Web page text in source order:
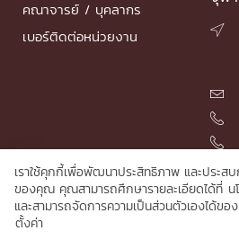
คณาจารย์ / บุคลากร
เบอร์ติดต่อหน่วยงาน




© 2026 Faculty of Engineering,
เราใช้คุกกี้เพื่อพัฒนาประสิทธิภาพ และประส
ของคุณ คุณสามารถศึกษารายละเอียดได้ที่ น
และสามารถจัดการความเป็นส่วนตัวเองได้ข
ตั้งค่า